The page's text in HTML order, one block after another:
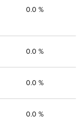
0.0 %
0.0 %
0.0 %
0.0 %